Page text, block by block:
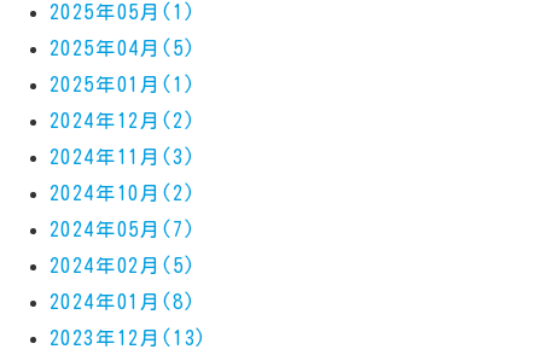
2025年05月(1)
2025年04月(5)
2025年01月(1)
2024年12月(2)
2024年11月(3)
2024年10月(2)
2024年05月(7)
2024年02月(5)
2024年01月(8)
2023年12月(13)